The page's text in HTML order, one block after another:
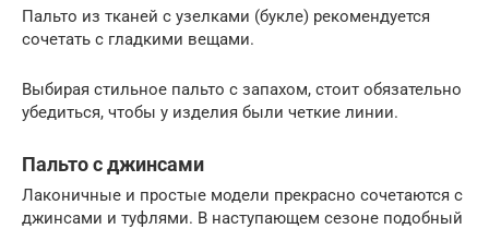
Пальто из тканей с узелками (букле) рекомендуется
сочетать с гладкими вещами.
Выбирая стильное пальто с запахом, стоит обязательно
убедиться, чтобы у изделия были четкие линии.
Пальто с джинсами
Лаконичные и простые модели прекрасно сочетаются с
джинсами и туфлями. В наступающем сезоне подобный